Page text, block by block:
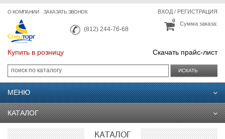
О КОМПАНИИ ЗАКАЗАТЬ ЗВОНОК
(812) 244-76-68
ВХОД/ РЕГИСТРАЦИЯ
Сумма заказа:
0
Купить в розницу Скачать прайс-лист
ИСКАТЬ
МЕНЮ
КАТАЛОГ
КАТАЛОГ